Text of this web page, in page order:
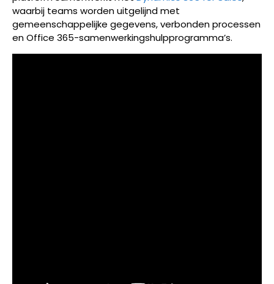
waarbij teams worden uitgelijnd met
gemeenschappelijke gegevens, verbonden processen
en Office 365-samenwerkingshulpprogramma’s.